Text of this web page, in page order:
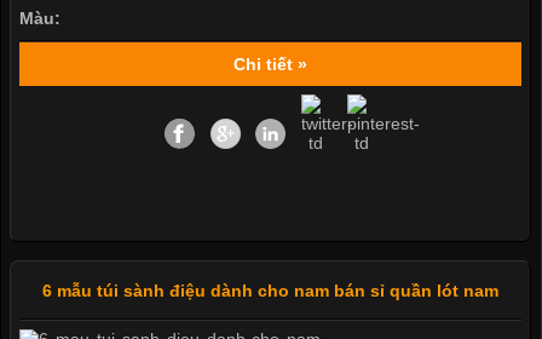
Màu:
Chi tiết »
6 mẫu túi sành điệu dành cho nam bán sỉ quần lót nam